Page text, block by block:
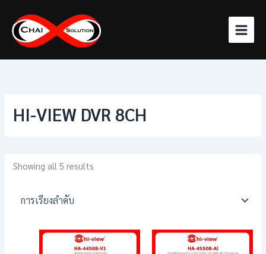
content
HI-VIEW DVR 8CH
Showing all 5 results